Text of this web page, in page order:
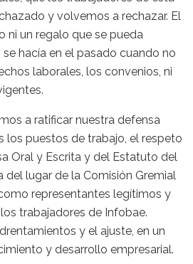
y volvemos a rechazar. El
ni un regalo que se pueda
se hacía en el pasado cuando no
laborales, los convenios, ni
a ratificar nuestra defensa
los puestos de trabajo, el respeto
Oral y Escrita y del Estatuto del
del lugar de la Comisión Gremial
representantes legítimos y
trabajadores de Infobae.
y el ajuste, en un
y desarrollo empresarial.